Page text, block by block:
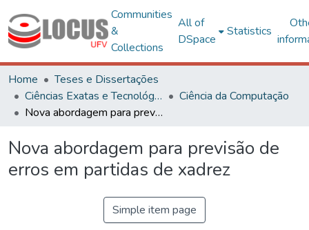
Communities
&
Collections
All of
DSpace
Statistics
Home
Teses e Dissertações
Ciências Exatas e Tecnológicas
Ciência da Computação
Nova abordagem para previsão de erros em partidas de xadrez
Nova abordagem para previsão de
erros em partidas de xadrez
Simple item page